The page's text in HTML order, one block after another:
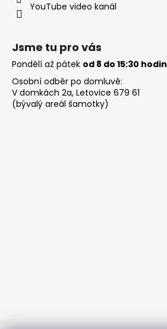
YouTube video kanál
Jsme tu pro vás
Pondělí až pátek od 8 do 15:30 hodin
Osobní odběr po domluvě:
V domkách 2a, Letovice 679 61
(bývalý areál šamotky)